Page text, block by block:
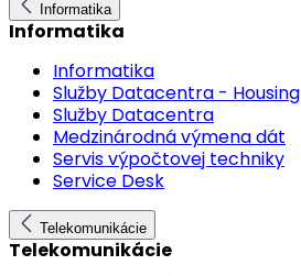
Informatika
Informatika
Informatika
Služby Datacentra - Housing
Služby Datacentra
Medzinárodná výmena dát
Servis výpočtovej techniky
Service Desk
Telekomunikácie
Telekomunikácie